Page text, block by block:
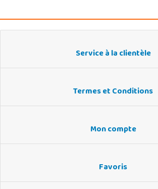
Service à la clientèle
Termes et Conditions
Mon compte
Favoris